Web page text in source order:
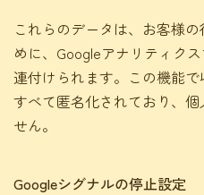
これらのデータは、お客様
めに、Googleアナリティク
連付けられます。この機能
すべて匿名化されており、
せん。
Googleシグナルの停止設定